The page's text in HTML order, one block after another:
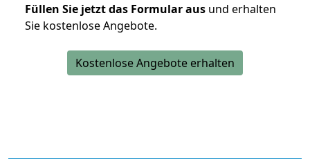
Füllen Sie jetzt das Formular aus und erhalten
Sie kostenlose Angebote.
Kostenlose Angebote erhalten